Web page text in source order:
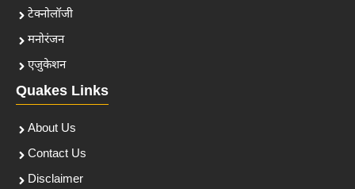
टेक्नोलॉजी
मनोरंजन
एजुकेशन
Quakes Links
About Us
Contact Us
Disclaimer